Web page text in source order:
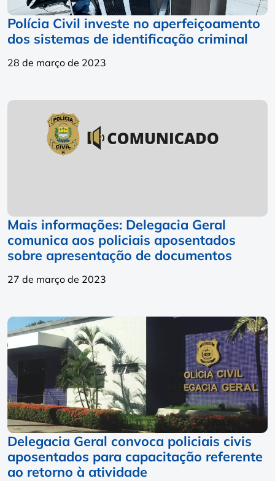
Polícia Civil investe no aperfeiçoamento
dos sistemas de identificação criminal
28 de março de 2023
Mais informações: Delegacia Geral
comunica aos policiais aposentados
sobre apresentação de documentos
27 de março de 2023
Delegacia Geral convoca policiais civis
aposentados para capacitação referente
ao retorno à atividade